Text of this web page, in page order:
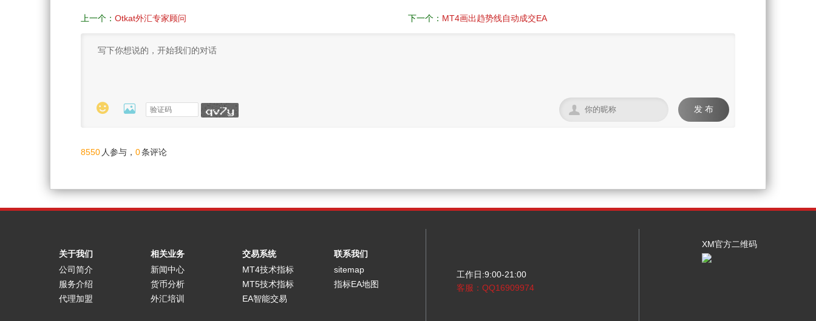
上一个： Otkat外汇专家顾问 下一个： MT4画出趋势线自动成交EA
  发 布

8550 人参与， 0条评论
关于我们
公司简介
服务介绍
代理加盟
相关业务
新闻中心
货币分析
外汇培训
交易系统
MT4技术指标
MT5技术指标
EA智能交易
联系我们
sitemap
指标EA地图
工作日:9:00-21:00
客服：QQ16909974
XM官方二维码